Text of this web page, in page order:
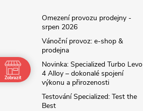
Omezení provozu prodejny -
srpen 2026
Vánoční provoz: e‑shop &
prodejna
Novinka: Specialized Turbo Levo
4 Alloy – dokonalé spojení
výkonu a přirozenosti
Testování Specialized: Test the
Best
Zobrazit